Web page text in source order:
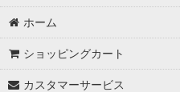
AN
みみ
ホーム
ショッピングカート
カスタマーサービス